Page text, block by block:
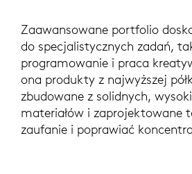
Zaawansowane portfolio
do specjalistycznych zadań,
programowanie i praca
ona produkty z najwyższej
zbudowane z solidnych,
materiałów i zaprojektowane
zaufanie i poprawiać